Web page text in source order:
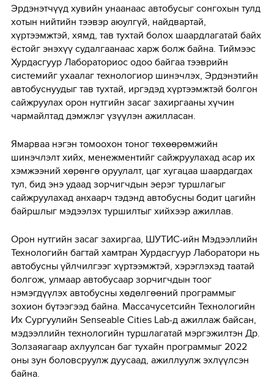
Эрдэнэтчүүд хувийн унаанаас автобусыг сонгохын тулд
хотын нийтийн тээвэр аюулгүй, найдвартай,
хүртээмжтэй, хямд, тав тухтай болох шаардлагатай байх
ёстойг энэхүү судалгаанаас харж болж байна. Тиймээс
Хурдасгуур Лабораториос одоо байгаа тээврийн
системийг ухаалаг технологиор шинэчлэх, Эрдэнэтийн
автобуснуудыг тав тухтай, иргэдэд хүртээмжтэй болгон
сайжруулах орон нутгийн засаг захиргааны хүчин
чармайлтад дэмжлэг үзүүлэн ажилласан.
Ямарваа нэгэн томоохон тоног төхөөрөмжийн
шинэчлэлт хийх, менежментийг сайжруулахад асар их
хэмжээний хөрөнгө оруулалт, цаг хугацаа шаардагдах
тул, бид энэ удаад зорчигчдын эерэг туршлагыг
сайжруулахад анхаарч тэдэнд автобусны бодит цагийн
байршлыг мэдээлэх туршилтыг хийхээр ажиллав.
Орон нутгийн засаг захиргаа, ШУТИС-ийн Мэдээллийн
Технологийн багтай хамтран Хурдасгуур Лаборатори нь
автобусны үйлчилгээг хүртээмжтэй, хэрэглэхэд таатай
болгож, улмаар автобусаар зорчигчдын тоог
нэмэгдүүлэх автобусны хөдөлгөөний программыг
зохион бүтээгээд байна. Mассачусетсийн Технологийн
Их Сургуулийн Senseable Cities Lab-д ажиллаж байсан,
мэдээллийн технологийн туршлагатай мэргэжилтэн Др.
Золзаяагаар ахлуулсан баг тухайн программыг 2022
оны зун боловсруулж дуусаад, ажиллуулж эхлүүлсэн
байна.